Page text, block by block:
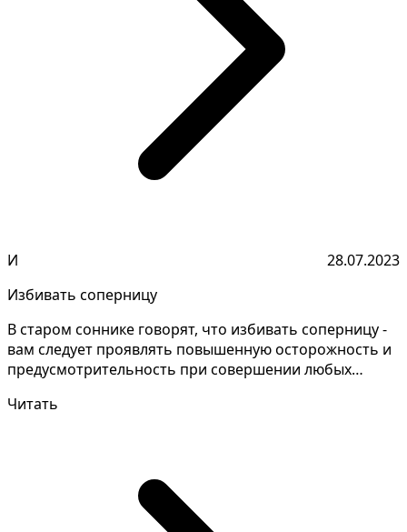
И
28.07.2023
Избивать соперницу
В старом соннике говорят, что избивать соперницу -
вам следует проявлять повышенную осторожность и
предусмотрительность при совершении любых
Читать